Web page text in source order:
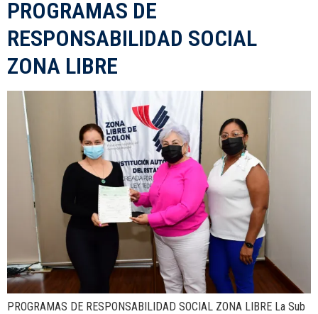
PROGRAMAS DE
RESPONSABILIDAD SOCIAL
ZONA LIBRE
PROGRAMAS DE RESPONSABILIDAD SOCIAL ZONA LIBRE La Sub